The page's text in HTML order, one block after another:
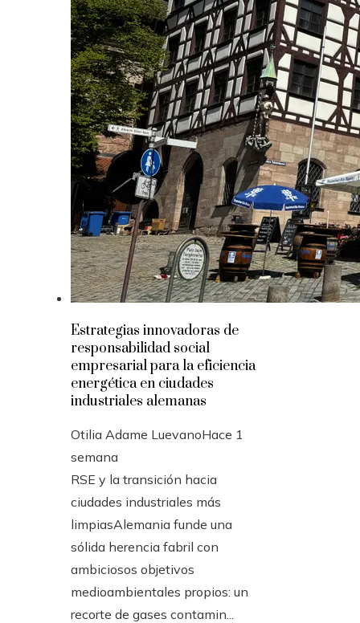
Estrategias innovadoras de
responsabilidad social
empresarial para la eficiencia
energética en ciudades
industriales alemanas
Otilia Adame LuevanoHace 1
semana
RSE y la transición hacia
ciudades industriales más
limpiasAlemania funde una
sólida herencia fabril con
ambiciosos objetivos
medioambientales propios: un
recorte de gases contamin...